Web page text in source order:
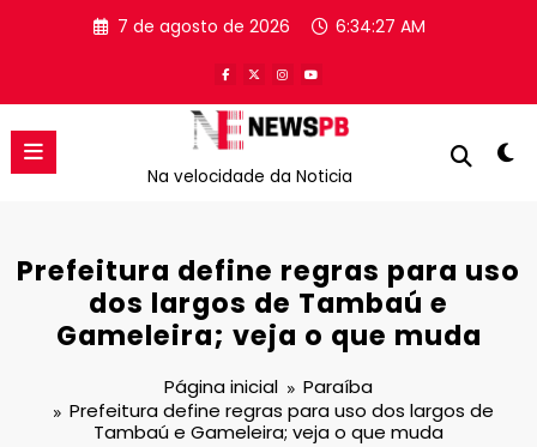
7 de agosto de 2026 6:34:27 AM
Na velocidade da Noticia
Prefeitura define regras para uso
dos largos de Tambaú e
Gameleira; veja o que muda
Página inicial
Paraíba
Prefeitura define regras para uso dos largos de
Tambaú e Gameleira; veja o que muda